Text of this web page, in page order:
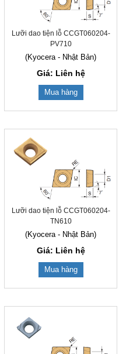
Lưỡi dao tiện lỗ CCGT060204-
PV710
(Kyocera - Nhật Bản)
Giá: Liên hệ
Mua hàng
Lưỡi dao tiện lỗ CCGT060204-
TN610
(Kyocera - Nhật Bản)
Giá: Liên hệ
Mua hàng